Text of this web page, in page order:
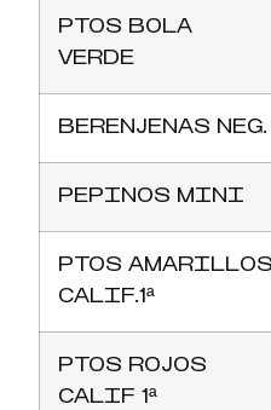
PTOS BOLA
VERDE
BERENJENAS NEG.
PEPINOS MINI
PTOS AMARILLOS
CALIF.1ª
PTOS ROJOS
CALIF 1ª